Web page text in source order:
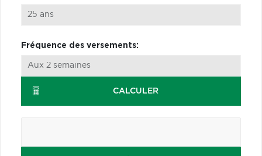
Fréquence des versements:
CALCULER